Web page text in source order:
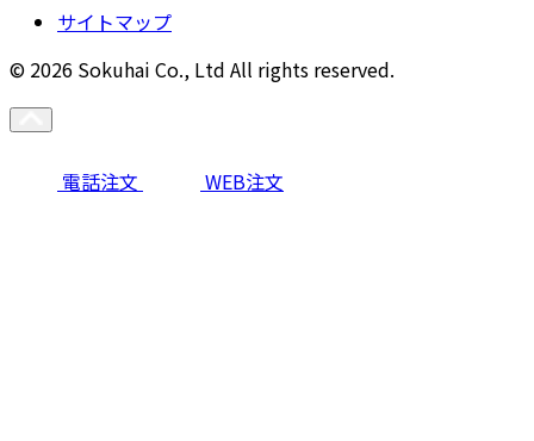
サイトマップ
© 2026 Sokuhai Co., Ltd All rights reserved.
電話注文 WEB注文